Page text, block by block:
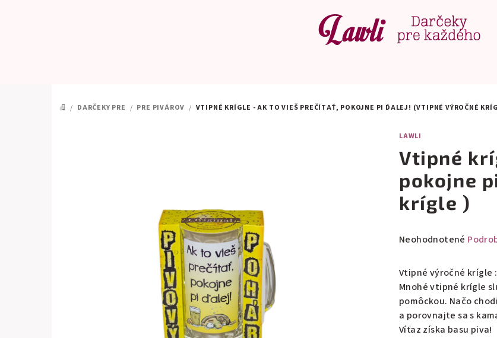
DOMOV
/ DARČEKY PRE / PRE PIVÁROV / VTIPNÉ KRÍGLE - AK TO VIEŠ PREČÍTAŤ, POKOJNE PI ĎALEJ! (VTIPNÉ VÝROČNÉ
LAWLI
Vtipné
pokojne
krígle )
Priemerné
produktu
je
z
5
Neohodnotené
Vtipné výročné krígle
Mnohé vtipné krígle
pomôckou. Načo
a porovnajte sa s
Víťaz získa basu piva!